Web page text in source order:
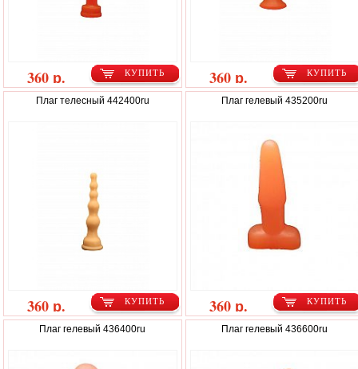
КУПИТЬ
360 р. КУПИТЬ
360 р.
Плаг телесный 442400ru
КУПИТЬ
360 р.
Плаг гелевый 435200ru
КУПИТЬ
360 р.
Плаг гелевый 436400ru Плаг гелевый 436600ru